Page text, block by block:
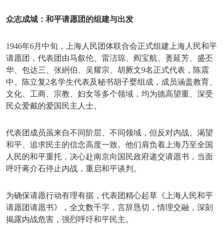
众志成城：和平请愿团的组建与出发
1946年6月中旬，上海人民团体联合会正式组建上海人民和平
请愿团，代表团由马叙伦、雷洁琼、阎宝航、蒉延芳、盛丕
华、包达三、张絅伯、吴耀宗、胡厥文9名正式代表，陈震
中、陈立复2名学生代表及秘书胡子婴组成，成员涵盖教育、
文化、工商、宗教、妇女等多个领域，均为德高望重、深受
民众爱戴的爱国民主人士。
代表团成员虽来自不同阶层、不同领域，但反对内战、渴望
和平、追求民主的信念高度一致。他们肩负着上海乃至全国
人民的和平重托，决心赴南京向国民政府递交请愿书，当面
呼吁蒋介石停止内战，重启和平谈判。
为确保请愿行动有理有据，代表团精心起草《上海人民和平
请愿团请愿书》，全文数千字，言辞恳切，情理交融，深刻
揭露内战危害，强烈呼吁和平民主。